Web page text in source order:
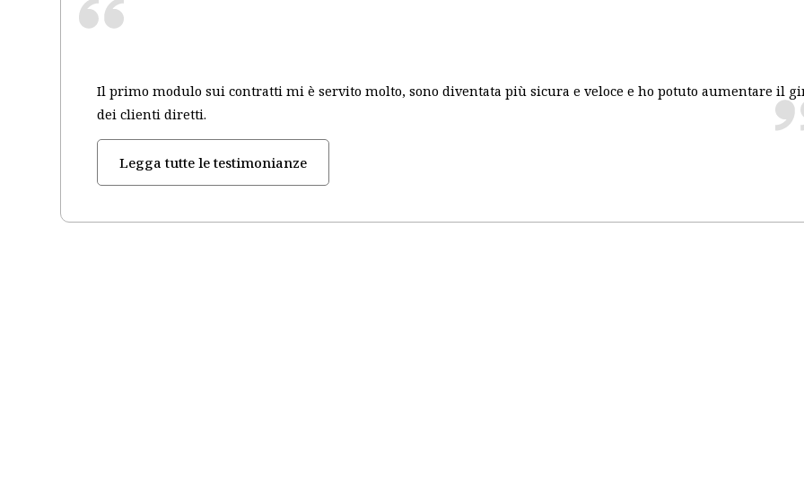
Il primo modulo sui contratti mi è servito molto, sono diventata più sicura e veloce e ho potuto aumentare il
dei clienti diretti.
Legga tutte le testimonianze